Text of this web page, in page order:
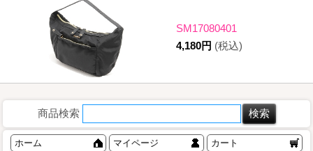
SM17080401
4,180円 (税込)
商品検索
ホーム マイページ カート